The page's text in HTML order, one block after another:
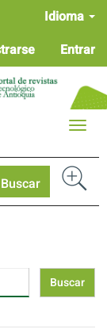
Idioma
Entrar
Buscar
Toggle